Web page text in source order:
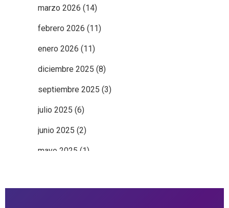
marzo 2026 (14)
febrero 2026 (11)
enero 2026 (11)
diciembre 2025 (8)
septiembre 2025 (3)
julio 2025 (6)
junio 2025 (2)
mayo 2025 (1)